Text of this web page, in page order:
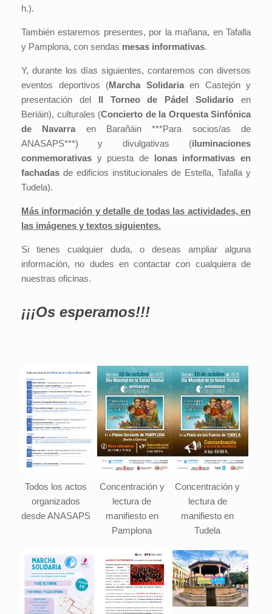
h.).
También estaremos presentes, por la mañana, en Tafalla
y Pamplona, con sendas mesas informativas.
Y, durante los días siguientes, contaremos con diversos
eventos deportivos (Marcha Solidariaen Castejón y
presentación del II Torneo de Pádel Solidario en
Beriáin), culturales (Concierto de la Orquesta Sinfónica
de Navarra en Barañáin ***Para socios/as de
ANASAPS***) y divulgativas (iluminaciones
conmemorativas y puesta de lonas informativas en
fachadas de edificios institucionales de Estella, Tafalla y
Tudela).
Más información y detalle de todas las actividades, en
las imágenes y textos siguientes.
Si tienes cualquier duda, o deseas ampliar alguna
información, no dudes en contactar con cualquiera de
nuestras oficinas.
¡¡¡Os esperamos!!!
Todos los actos
organizados
desde ANASAPS
Concentración y
lectura de
manifiesto en
Pamplona
Concentración y
lectura de
manifiesto en
Tudela